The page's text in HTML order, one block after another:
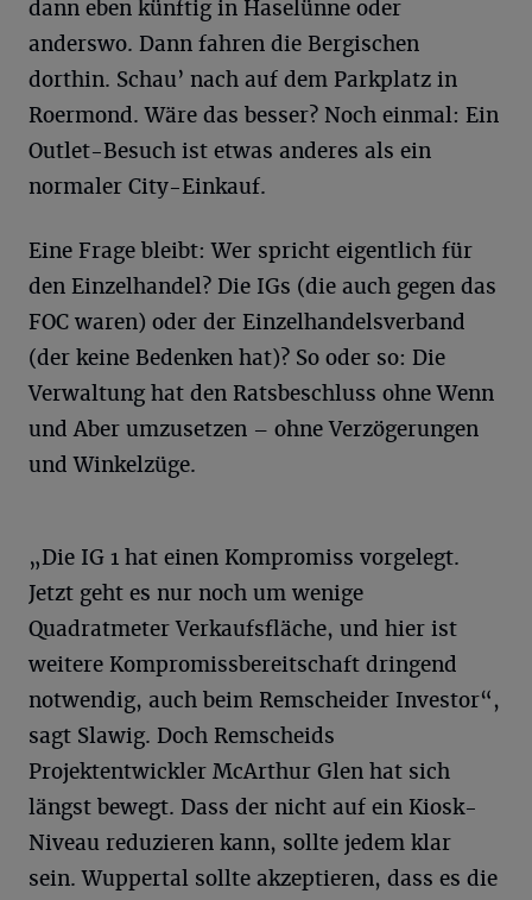
dann eben künftig in Haselünne oder
anderswo. Dann fahren die Bergischen
dorthin. Schau’ nach auf dem Parkplatz in
Roermond. Wäre das besser? Noch einmal: Ein
Outlet-Besuch ist etwas anderes als ein
normaler City-Einkauf.
Eine Frage bleibt: Wer spricht eigentlich für
den Einzelhandel? Die IGs (die auch gegen das
FOC waren) oder der Einzelhandelsverband
(der keine Bedenken hat)? So oder so: Die
Verwaltung hat den Ratsbeschluss ohne Wenn
und Aber umzusetzen – ohne Verzögerungen
und Winkelzüge.
„Die IG 1 hat einen Kompromiss vorgelegt.
Jetzt geht es nur noch um wenige
Quadratmeter Verkaufsfläche, und hier ist
weitere Kompromissbereitschaft dringend
notwendig, auch beim Remscheider Investor“,
sagt Slawig. Doch Remscheids
Projektentwickler McArthur Glen hat sich
längst bewegt. Dass der nicht auf ein Kiosk-
Niveau reduzieren kann, sollte jedem klar
sein. Wuppertal sollte akzeptieren, dass es die